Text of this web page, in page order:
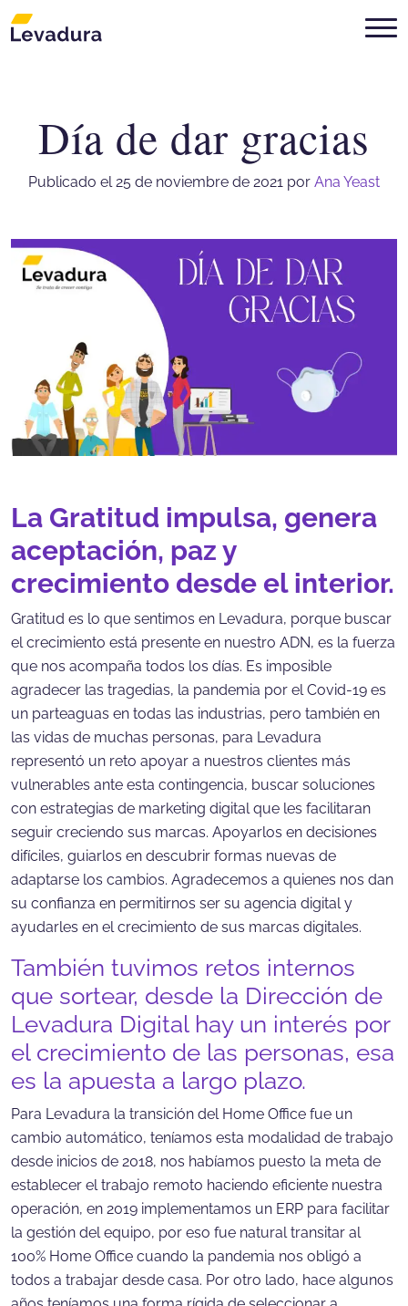
Agencia de marketing digital
Día de dar gracias
Publicado el 25 de noviembre de 2021 por Ana Yeast
La Gratitud impulsa, genera
aceptación, paz y
crecimiento desde el interior.
Gratitud es lo que sentimos en Levadura, porque buscar
el crecimiento está presente en nuestro ADN, es la fuerza
que nos acompaña todos los días. Es imposible
agradecer las tragedias, la pandemia por el Covid-19 es
un parteaguas en todas las industrias, pero también en
las vidas de muchas personas, para Levadura
representó un reto apoyar a nuestros clientes más
vulnerables ante esta contingencia, buscar soluciones
con estrategias de marketing digital que les facilitaran
seguir creciendo sus marcas. Apoyarlos en decisiones
difíciles, guiarlos en descubrir formas nuevas de
adaptarse los cambios. Agradecemos a quienes nos dan
su confianza en permitirnos ser su agencia digital y
ayudarles en el crecimiento de sus marcas digitales.
También tuvimos retos internos
que sortear, desde la Dirección de
Levadura Digital hay un interés por
el crecimiento de las personas, esa
es la apuesta a largo plazo.
Para Levadura la transición del Home Office fue un
cambio automático, teníamos esta modalidad de trabajo
desde inicios de 2018, nos habíamos puesto la meta de
establecer el trabajo remoto haciendo eficiente nuestra
operación, en 2019 implementamos un ERP para facilitar
la gestión del equipo, por eso fue natural transitar al
100% Home Office cuando la pandemia nos obligó a
todos a trabajar desde casa. Por otro lado, hace algunos